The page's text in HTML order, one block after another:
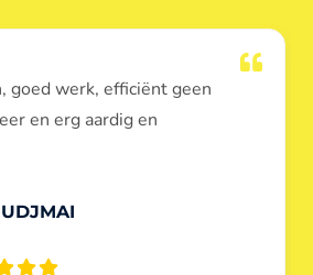
ontstopping van wc, werd
door de loodgieters
janssens.
Garfield